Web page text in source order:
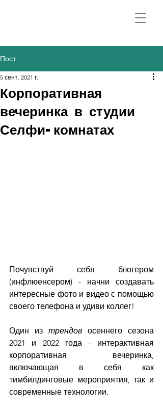
Пост
Корпоративная
вечеринка в студии
Селфи-комнатах
5 сент. 2021 г.
Почувствуй себя блогером
(инфлюенсером) - начни создавать
интересные фото и видео с помощью
своего телефона и удиви коллег!
Один из трендов осеннего сезона
2021 и 2022 года - интерактивная
корпоративная вечеринка,
включающая в себя как
тимбилдинговые мероприятия, так и
современные технологии.